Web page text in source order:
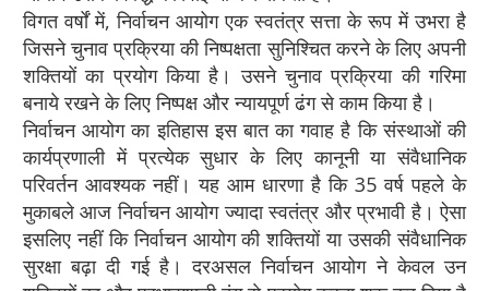
विगत वर्षों में, निर्वाचन आयोग एक स्वतंत्र सत्ता के रूप में उभरा है
जिसने चुनाव प्रक्रिया की निष्पक्षता सुनिश्चित करने के लिए अपनी
शक्तियों का प्रयोग किया है। उसने चुनाव प्रक्रिया की गरिमा
बनाये रखने के लिए निष्पक्ष और न्यायपूर्ण ढंग से काम किया है।
निर्वाचन आयोग का इतिहास इस बात का गवाह है कि संस्थाओं की
कार्यप्रणाली में प्रत्येक सुधार के लिए कानूनी या संवैधानिक
परिवर्तन आवश्यक नहीं। यह आम धारणा है कि 35 वर्ष पहले के
मुकाबले आज निर्वाचन आयोग ज्यादा स्वतंत्र और प्रभावी है। ऐसा
इसलिए नहीं कि निर्वाचन आयोग की शक्तियों या उसकी संवैधानिक
सुरक्षा बढ़ा दी गई है। दरअसल निर्वाचन आयोग ने केवल उन